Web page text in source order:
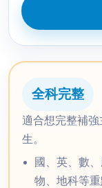
全科完整
適合想完整補
生。
國、英、數
物、地科等